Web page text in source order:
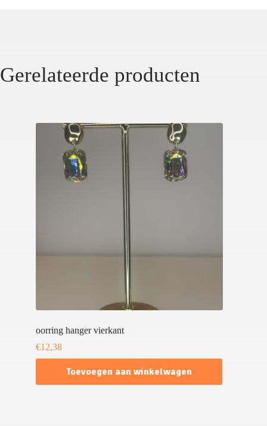
Gerelateerde producten
oorring hanger vierkant
€12,38
Toevoegen aan winkelwagen